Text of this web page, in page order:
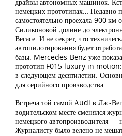
немецких прототипах…
самостоятельно проехала 900 км
Силиконовой долине до
Вегасе. И не секрет, что
автопилотирования будет
базы. Mercedes-Benz уже
прототип F015 luxury in motion:
в следующем десятилетии.
для серийного производства.
Встреча той самой Аudi в Лас-
водительском месте сменялся
немецкого автопроизводителя —
Журналисту было велено не